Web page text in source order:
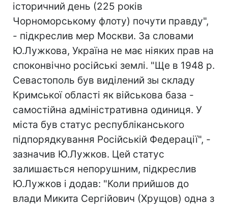
історичний день (225 років
Чорноморському флоту) почути правду",
- підкреслив мер Москви. За словами
Ю.Лужкова, Україна не має ніяких прав на
споконвічно російські землі. "Ще в 1948 р.
Севастополь був виділений зы складу
Кримської області як військова база -
самостійна адміністративна одиниця. У
міста був статус республіканського
підпорядкування Російській Федерації", -
зазначив Ю.Лужков. Цей статус
залишається непорушним, підкреслив
Ю.Лужков і додав: "Коли прийшов до
влади Микита Сергійович (Хрущов) одна з